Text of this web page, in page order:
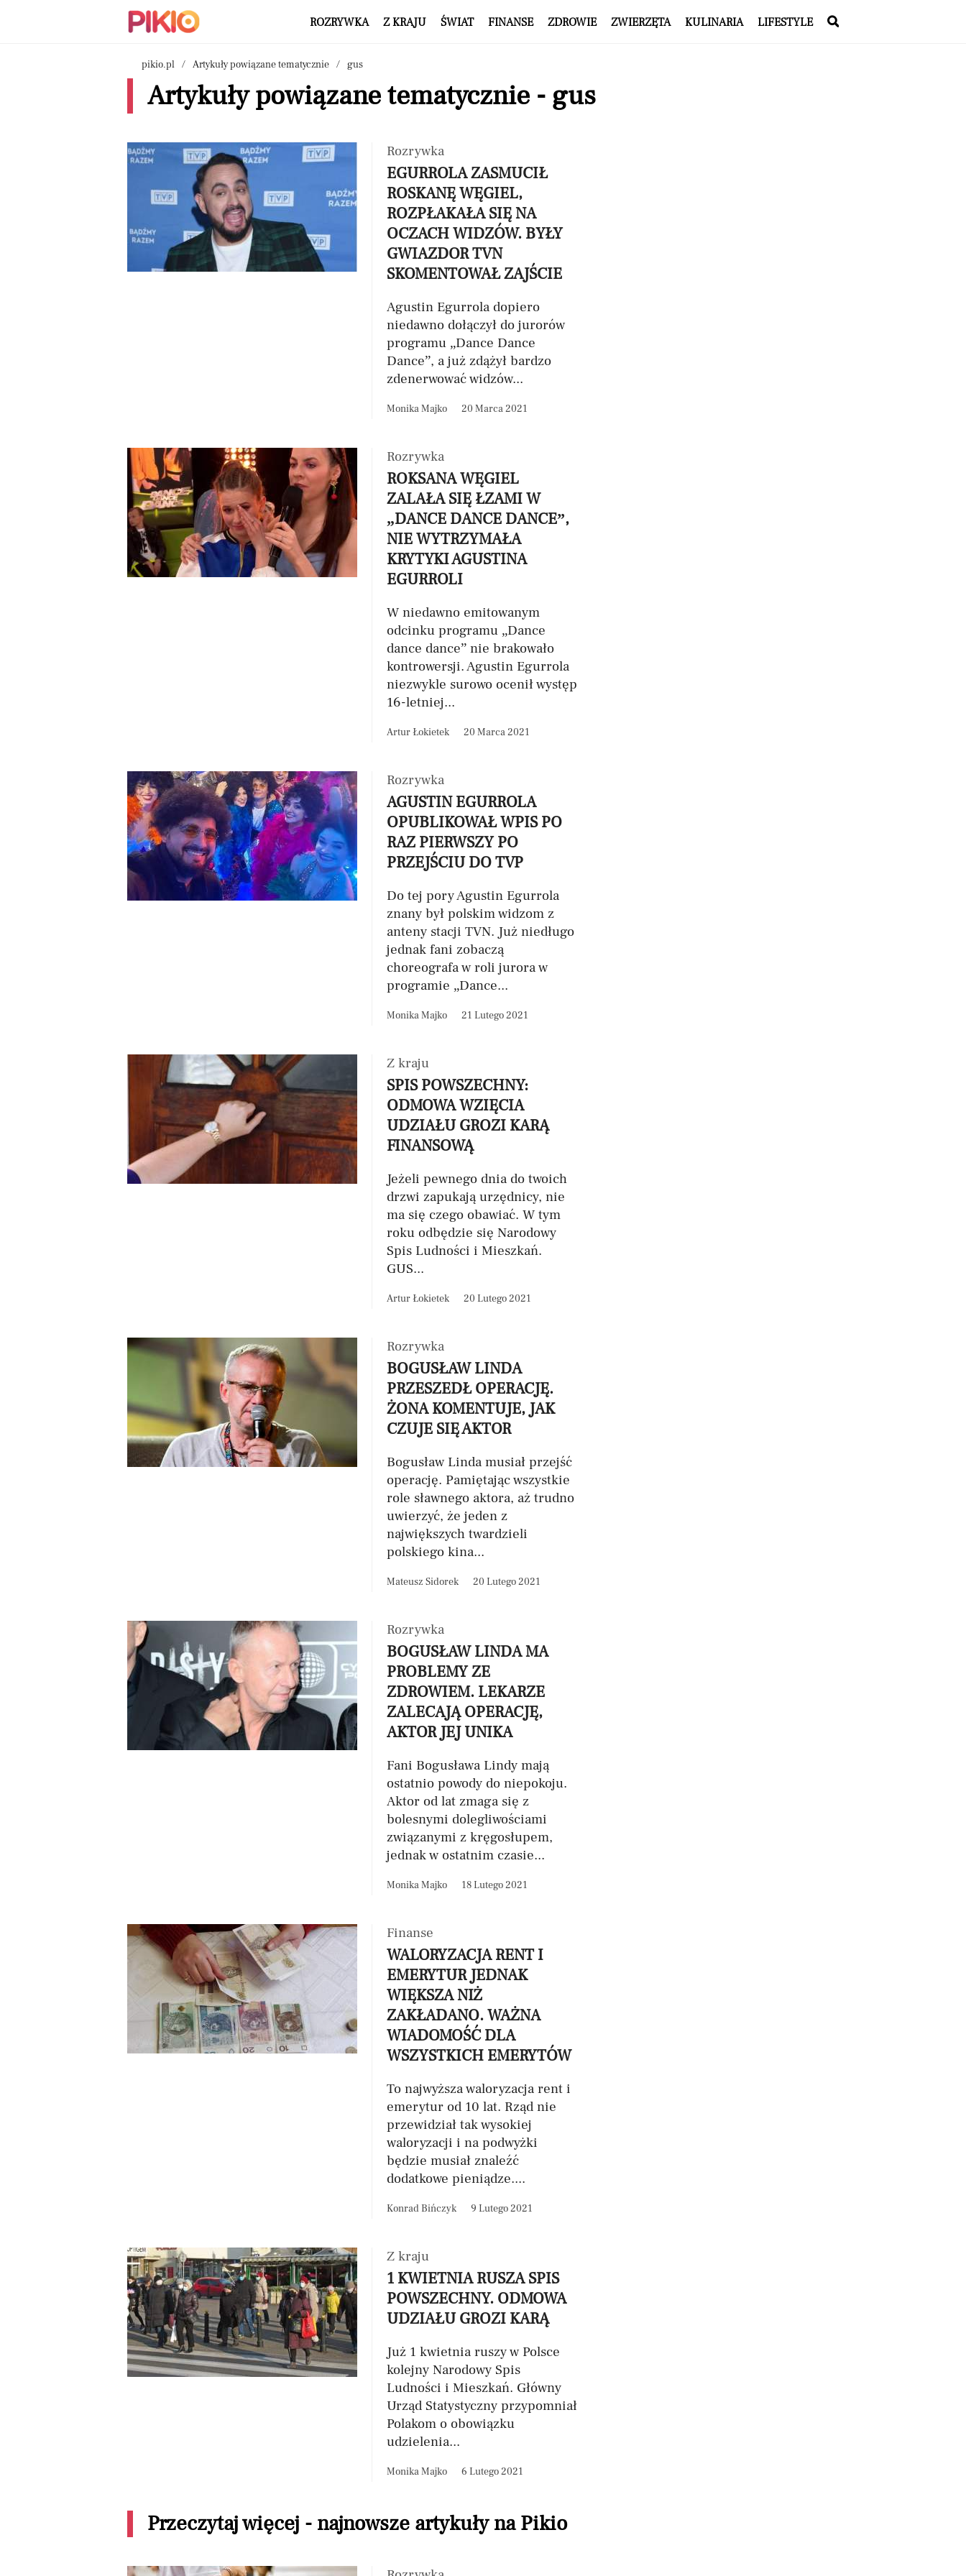
ROZRYWKA Z KRAJU ŚWIAT FINANSE ZDROWIE ZWIERZĘTA KULINARIA LIFESTYLE
pikio.pl Artykuły powiązane tematycznie gus
Artykuły powiązane tematycznie - gus
Rozrywka
EGURROLA ZASMUCIŁ
ROSKANĘ WĘGIEL,
ROZPŁAKAŁA SIĘ NA
OCZACH WIDZÓW. BYŁY
GWIAZDOR TVN
SKOMENTOWAŁ ZAJŚCIE
Agustin Egurrola dopiero
niedawno dołączył do jurorów
programu „Dance Dance
Dance”, a już zdążył bardzo
zdenerwować widzów...
Monika Majko 20 Marca 2021
Rozrywka
ROKSANA WĘGIEL
ZALAŁA SIĘ ŁZAMI W
„DANCE DANCE DANCE”,
NIE WYTRZYMAŁA
KRYTYKI AGUSTINA
EGURROLI
W niedawno emitowanym
odcinku programu „Dance
dance dance” nie brakowało
kontrowersji. Agustin Egurrola
niezwykle surowo ocenił występ
16-letniej...
Artur Łokietek 20 Marca 2021
Rozrywka
AGUSTIN EGURROLA
OPUBLIKOWAŁ WPIS PO
RAZ PIERWSZY PO
PRZEJŚCIU DO TVP
Do tej pory Agustin Egurrola
znany był polskim widzom z
anteny stacji TVN. Już niedługo
jednak fani zobaczą
choreografa w roli jurora w
programie „Dance...
Monika Majko 21 Lutego 2021
Z kraju
SPIS POWSZECHNY:
ODMOWA WZIĘCIA
UDZIAŁU GROZI KARĄ
FINANSOWĄ
Jeżeli pewnego dnia do twoich
drzwi zapukają urzędnicy, nie
ma się czego obawiać. W tym
roku odbędzie się Narodowy
Spis Ludności i Mieszkań.
GUS...
Artur Łokietek 20 Lutego 2021
Rozrywka
BOGUSŁAW LINDA
PRZESZEDŁ OPERACJĘ.
ŻONA KOMENTUJE, JAK
CZUJE SIĘ AKTOR
Bogusław Linda musiał przejść
operację. Pamiętając wszystkie
role sławnego aktora, aż trudno
uwierzyć, że jeden z
największych twardzieli
polskiego kina...
Mateusz Sidorek 20 Lutego 2021
Rozrywka
BOGUSŁAW LINDA MA
PROBLEMY ZE
ZDROWIEM. LEKARZE
ZALECAJĄ OPERACJĘ,
AKTOR JEJ UNIKA
Fani Bogusława Lindy mają
ostatnio powody do niepokoju.
Aktor od lat zmaga się z
bolesnymi dolegliwościami
związanymi z kręgosłupem,
jednak w ostatnim czasie...
Monika Majko 18 Lutego 2021
Finanse
WALORYZACJA RENT I
EMERYTUR JEDNAK
WIĘKSZA NIŻ
ZAKŁADANO. WAŻNA
WIADOMOŚĆ DLA
WSZYSTKICH EMERYTÓW
To najwyższa waloryzacja rent i
emerytur od 10 lat. Rząd nie
przewidział tak wysokiej
waloryzacji i na podwyżki
będzie musiał znaleźć
dodatkowe pieniądze....
Konrad Bińczyk 9 Lutego 2021
Z kraju
1 KWIETNIA RUSZA SPIS
POWSZECHNY. ODMOWA
UDZIAŁU GROZI KARĄ
Już 1 kwietnia ruszy w Polsce
kolejny Narodowy Spis
Ludności i Mieszkań. Główny
Urząd Statystyczny przypomniał
Polakom o obowiązku
udzielenia...
Monika Majko 6 Lutego 2021
Przeczytaj więcej - najnowsze artykuły na Pikio